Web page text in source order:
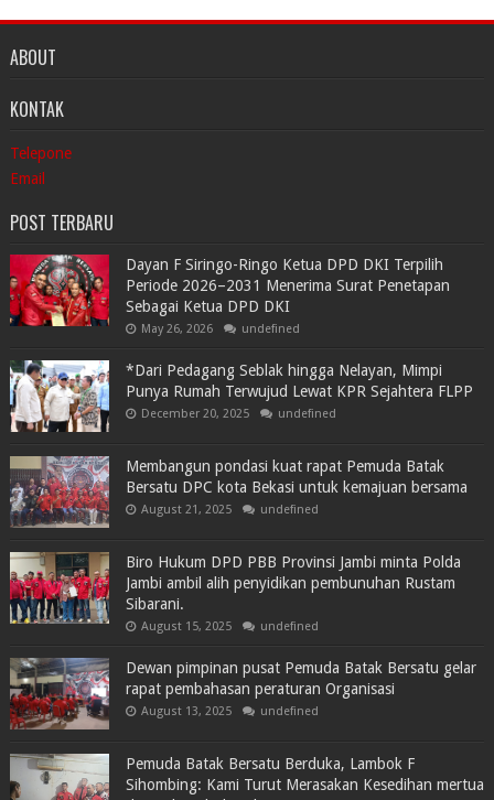
ABOUT
KONTAK
Telepone
Email
POST TERBARU
Dayan F Siringo-Ringo Ketua DPD DKI Terpilih
Periode 2026–2031 Menerima Surat Penetapan
Sebagai Ketua DPD DKI
May 26, 2026 undefined
*Dari Pedagang Seblak hingga Nelayan, Mimpi
Punya Rumah Terwujud Lewat KPR Sejahtera FLPP
December 20, 2025 undefined
Membangun pondasi kuat rapat Pemuda Batak
Bersatu DPC kota Bekasi untuk kemajuan bersama
August 21, 2025 undefined
Biro Hukum DPD PBB Provinsi Jambi minta Polda
Jambi ambil alih penyidikan pembunuhan Rustam
Sibarani.
August 15, 2025 undefined
Dewan pimpinan pusat Pemuda Batak Bersatu gelar
rapat pembahasan peraturan Organisasi
August 13, 2025 undefined
Pemuda Batak Bersatu Berduka, Lambok F
Sihombing: Kami Turut Merasakan Kesedihan mertua